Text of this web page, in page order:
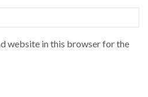
website in this browser for the